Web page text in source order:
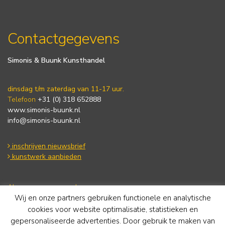
Contactgegevens
Simonis & Buunk Kunsthandel
dinsdag t/m zaterdag van 11-17 uur.
Telefoon +31 (0) 318 652888
www.simonis-buunk.nl
info@simonis-buunk.nl
inschrijven nieuwsbrief
kunstwerk aanbieden
Algemene voorwaarden
Privacy statement
Cookie Policy
Disclaimer
Wij en onze partners gebruiken functionele en analytische
cookies voor website optimalisatie, statistieken en
gepersonaliseerde advertenties. Door gebruik te maken van